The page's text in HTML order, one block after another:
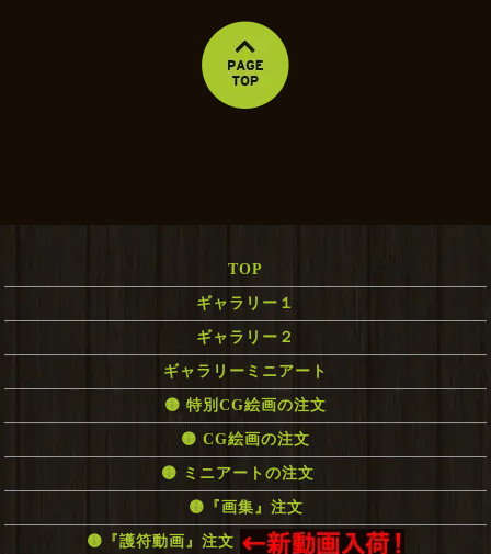
TOP
ギャラリー１
ギャラリー２
ギャラリーミニアート
🟡 特別CG絵画の注文
🟡 CG絵画の注文
🟡 ミニアートの注文
🟡『画集』注文
🟡『護符動画』注文